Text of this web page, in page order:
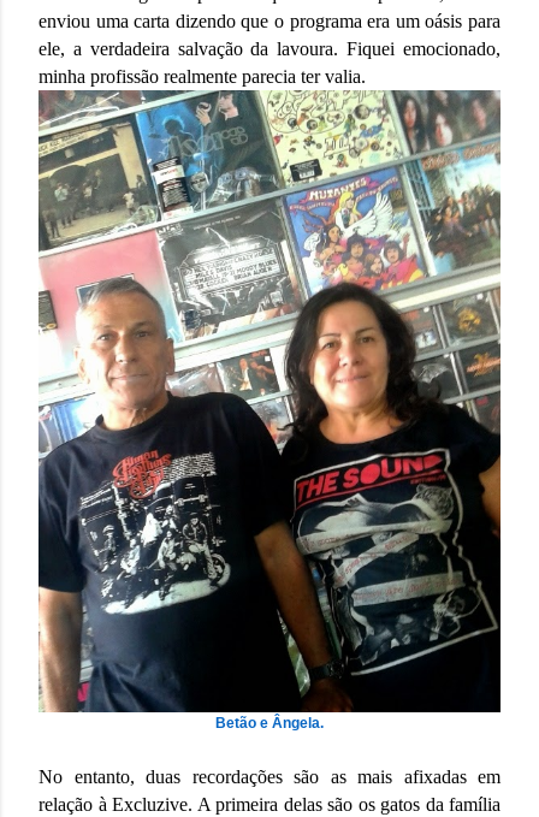
enviou uma carta dizendo que o programa era um oásis para
ele, a verdadeira salvação da lavoura. Fiquei emocionado,
minha profissão realmente parecia ter valia.
Betão e Ângela.
No entanto, duas recordações são as mais afixadas em
relação à Excluzive. A primeira delas são os gatos da família